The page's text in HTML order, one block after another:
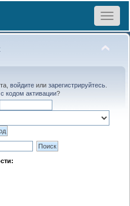
Toggle
войдитеили зарегистрируйтесь.
кодом активации?